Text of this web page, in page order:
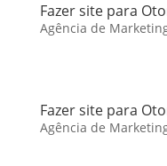
Fazer site para
Agência de
Fazer site para
Agência de